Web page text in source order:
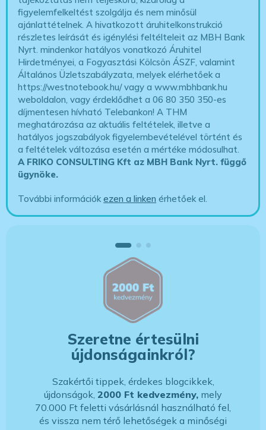
figyelemfelkeltést szolgálja és nem minősül
ajánlattételnek. A hivatkozott áruhitelkonstrukció
részletes leírását és igénylési feltélteleit az MBH Bank
Nyrt. mindenkor hatályos vonatkozó Áruhitel
Hirdetményei, a Fogyasztási Kölcsön ÁSZF, valamint
Általános Üzletszabályzata, melyek elérhetőek a
https://westnotebook.hu/vagy a www.mbhbank.hu
weboldalon, vagy érdeklődhet a 06 80 350 350-es
díjmentesen hívható Telebankon! A THM
meghatározása az aktuális feltételek, illetve a
hatályos jogszabályok figyelembevételével történt és
a feltételek változása esetén a mértéke módosulhat.
A FRIKO CONSULTING Kft az MBH Bank Nyrt. függő
ügynöke.
További információkezen a linken érhetőek el.
Szeretne értesülni
újdonságainkról?
Szakértői tippek, érdekes blogcikkek,
újdonságok, 2000 Ft kedvezmény, mely
70.000 Ft feletti vásárlásnál használható fel,
és vissza nem térő lehetőségek a minőségi